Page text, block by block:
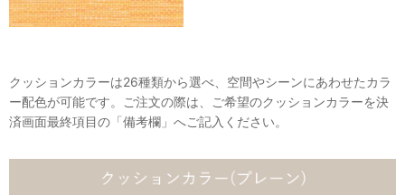
クッションカラーは26種類から選べ、空間やシーンにあわせたカラ
ー配色が可能です。ご注文の際は、ご希望のクッションカラーを決
済画面最終項目の「備考欄」へご記入ください。